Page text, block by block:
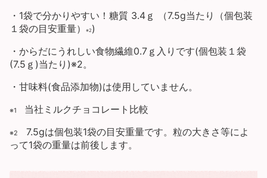
・1袋で分かりやすい！糖質 3.4ｇ （7.5g当たり（個包装
１袋の目安重量）
※2)
・からだにうれしい食物繊維0.7ｇ入りです(個包装１袋
(7.5ｇ)当たり)※2。
・甘味料(食品添加物)は使用していません。
※1 当社ミルクチョコレート比較
※2 7.5gは個包装1袋の目安重量です。粒の大きさ等によ
って1袋の重量は前後します。